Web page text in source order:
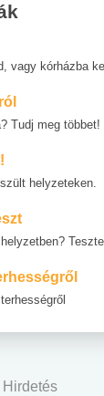
vagy kórházba
Tudj meg többet!
helyzeteken.
Hirdetés